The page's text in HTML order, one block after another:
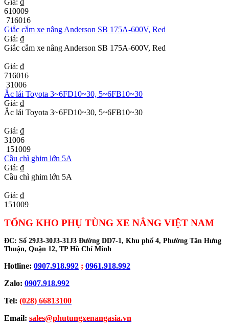
Giá: ₫
610009
716016
Giắc cắm xe nâng Anderson SB 175A-600V, Red
Giá: ₫
Giắc cắm xe nâng Anderson SB 175A-600V, Red
Giá: ₫
716016
31006
Ắc lái Toyota 3~6FD10~30, 5~6FB10~30
Giá: ₫
Ắc lái Toyota 3~6FD10~30, 5~6FB10~30
Giá: ₫
31006
151009
Cầu chì ghim lớn 5A
Giá: ₫
Cầu chì ghim lớn 5A
Giá: ₫
151009
TỔNG KHO PHỤ TÙNG XE NÂNG VIỆT NAM
ĐC: Số 29J3-30J3-31J3 Đường DD7-1, Khu phố 4, Phường Tân Hưng
Thuận, Quận 12, TP Hồ Chí Minh
Hotline: 0907.918.992 ; 0961.918.992
Zalo: 0907.918.992
Tel: (028) 66813100
Email: sales@phutungxenangasia.vn